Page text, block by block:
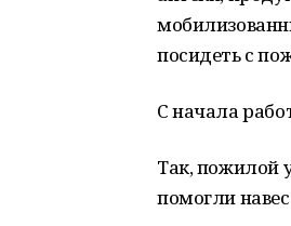
посидеть с
С начала
Так, пожилой
помогли